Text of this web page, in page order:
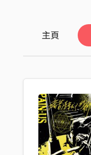
主頁